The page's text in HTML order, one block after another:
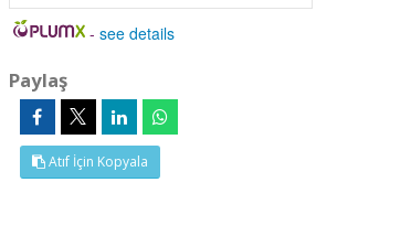
-see details
Paylaş
Atıf İçin Kopyala